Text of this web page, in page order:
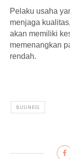
Pelaku usaha
menjaga
akan memiliki
memenangkan
rendah.
BUSINESS